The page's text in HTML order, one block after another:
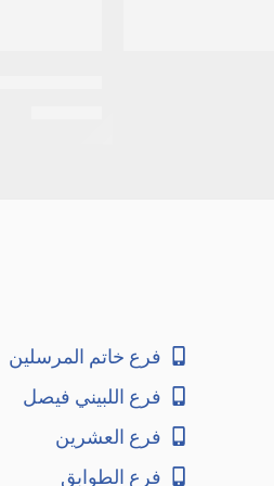
فرع خاتم المرسلين
فرع اللبيني فيصل
فرع العشرين
فرع الطوابق